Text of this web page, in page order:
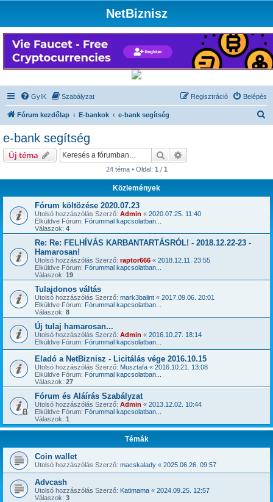
NetBiznisz
GyIK Szabályzat Belépés
Regisztráció
Fórum kezdőlap E-bankok e-bank segítség
e-bank segítség
Új téma Keresés
24 téma • Oldal: 1 / 1
Közlemények
Fórum költözése 2020.07.23
Utolsó hozzászólás Szerző: Admin « 2020.07.25. 11:40
Elküldve Fórum: Fórummal kapcsolatban...
Válaszok: 4
Re: Re: FELHÍVÁS KARBANTARTÁSRÓL! - 2018.12.22-23 -
Hamarosan!
Utolsó hozzászólás Szerző: raptor666 « 2018.12.11. 23:55
Elküldve Fórum: Fórummal kapcsolatban...
Válaszok: 19
Tulajdonos váltás
Utolsó hozzászólás Szerző: mark3balint « 2017.09.06. 20:01
Elküldve Fórum: Fórummal kapcsolatban...
Válaszok: 8
Új tulaj hamarosan...
Utolsó hozzászólás Szerző: Admin « 2016.10.27. 18:14
Elküldve Fórum: Fórummal kapcsolatban...
Eladó a NetBiznisz - Licitálás vége 2016.10.15
Utolsó hozzászólás Szerző: Musztafa « 2016.10.21. 13:08
Elküldve Fórum: Fórummal kapcsolatban...
Válaszok: 27
Fórum és Aláírás Szabályzat
Utolsó hozzászólás Szerző: Admin « 2013.12.02. 10:44
Elküldve Fórum: Fórummal kapcsolatban...
Válaszok: 1
Témák
Coin wallet
Utolsó hozzászólás Szerző: macskalady « 2025.06.26. 09:57
Advcash
Utolsó hozzászólás Szerző: Katimama « 2024.09.25. 12:57
Válaszok: 3